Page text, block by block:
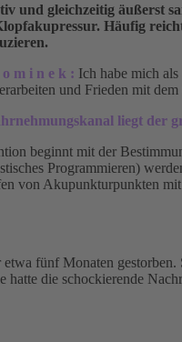
und gleichzeitig äußerst
Häufig
m i n e k : Ich habe mich
und Frieden mit
liegt der
beginnt mit der
Programmieren)
von Akupunkturpunkten
fünf Monaten
die schockierende